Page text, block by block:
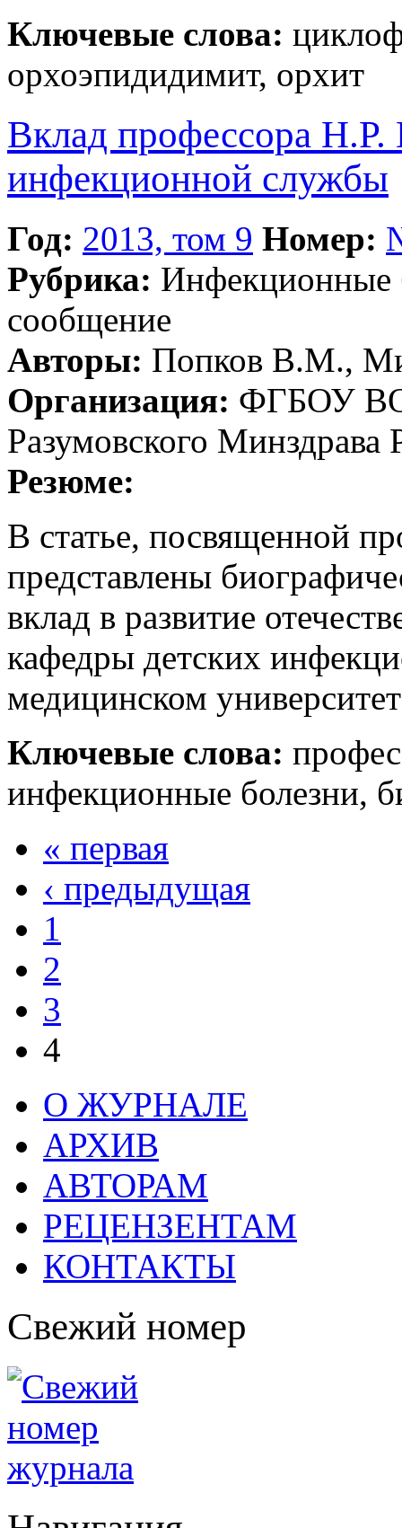
Ключевые слова:
орхоэпидидимит, орхит
Вклад профессора Н.Р.
инфекционной службы
Год: 2013, том 9 Номер:
Рубрика: Инфекционные
сообщение
Авторы: Попков В.М.,
Организация: ФГБОУ
Разумовского Минздрава
Резюме:
В статье, посвященной
представлены
вклад в развитие
кафедры детских
медицинском
Ключевые слова:
инфекционные болезни,
« первая
‹ предыдущая
1
2
3
4
О ЖУРНАЛЕ
АРХИВ
АВТОРАМ
РЕЦЕНЗЕНТАМ
КОНТАКТЫ
Свежий номер